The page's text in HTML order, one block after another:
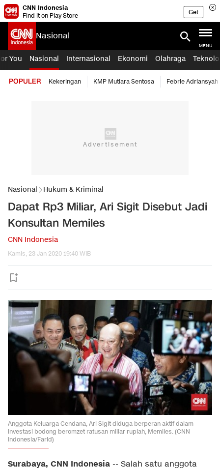
CNN Indonesia
Find it on Play Store
Get
Nasional
MENU
You Nasional Internasional Ekonomi Olahraga
POPULER Kekeringan KMP Mutiara Sentosa Febrie Adriansyah
Nasional Hukum & Kriminal
Dapat Rp3 Miliar, Ari Sigit Disebut Jadi
Konsultan Memiles
CNN Indonesia
Kamis, 23 Jan 2020 19:40 WIB
Anggota Keluarga Cendana, Ari Sigit diduga berperan aktif dalam
investasi bodong beromzet ratusan miliar rupiah, Memiles. (CNN
Indonesia/Farid)
Surabaya, CNN Indonesia -- Salah satu anggota